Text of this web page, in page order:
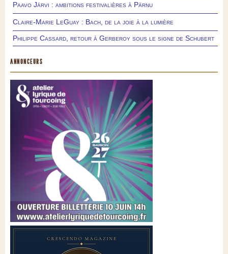
Paavo Järvi : ambitions festivalières à Pärnu
Claire-Marie LeGuay : Bach, de la joie à la lumière
Philippe Cassard, retour à Gerberoy sous le signe de Schubert
ANNONCEURS